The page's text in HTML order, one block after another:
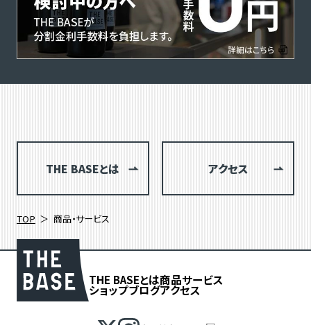
THE BASEとは アクセス
TOP 商品・サービス
THE BASEとは商品サービス
ショップブログアクセス